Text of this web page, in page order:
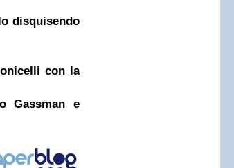
disquisendo
con la
Gassman e